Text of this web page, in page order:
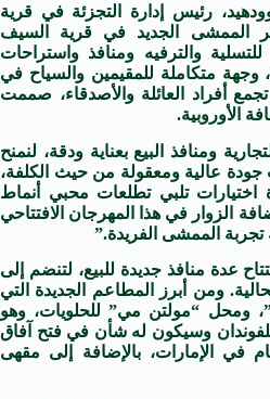
رئيس إدارة التجزئة في قرية
الممشى الجديد في قرية السيف
والترفيه ومنافذ واستراحات
وجهة متكاملة للمقيمين والسياح في
أفراد العائلة والأصدقاء، صممت
الأوروبية.
ومنافذ البيع بعناية ودقة، لنمنح
جودة عالية ومعقولة من حيث الكلفة،
اختيارات تلبي تطلعات محبي أنماط
الزوار في هذا المهرجان الافتتاحي
تجربة الممشى الفريدة.”
عدة منافذ جديدة للبيع، لتنضم إلى
ومن أبرز المطاعم الجديدة التي
ومحل “مولتن مي” للحلويات، وهو
وسيكون له شأن في فتح آفاق
في الإمارات، بالإضافة إلى مقهى